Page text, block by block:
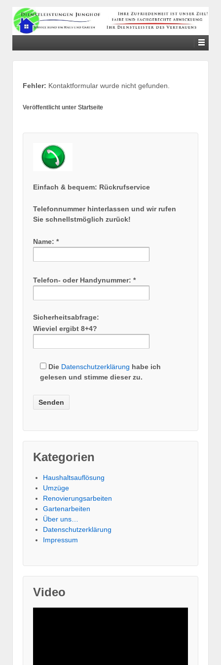
SKIP
TO
CONTENT
Fehler: Kontaktformular wurde nicht gefunden.
Veröffentlicht unter Startseite
Einfach & bequem: Rückrufservice
Telefonnummer hinterlassen und wir rufen
Sie schnellstmöglich zurück!
Name: *
Telefon- oder Handynummer: *
Sicherheitsabfrage:
Wieviel ergibt 8+4?
Die Datenschutzerklärung habe ich
gelesen und stimme dieser zu.
Kategorien
Haushaltsauflösung
Umzüge
Renovierungsarbeiten
Gartenarbeiten
Über uns…
Datenschutzerklärung
Impressum
Video